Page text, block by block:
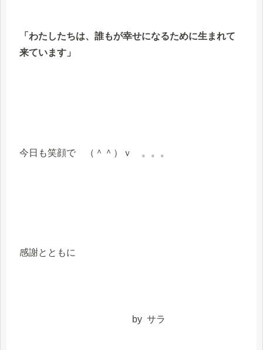
「わたしたちは、誰もが幸せになるために生まれて
来ています」
今日も笑顔で （＾＾）ｖ 。。。
感謝とともに
by サラ